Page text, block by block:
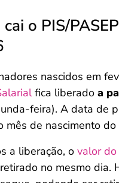
o PIS/
nascidos em
fica liberado a
feira). A data de
mês de nascimento do
a liberação, o valor do
no mesmo dia.